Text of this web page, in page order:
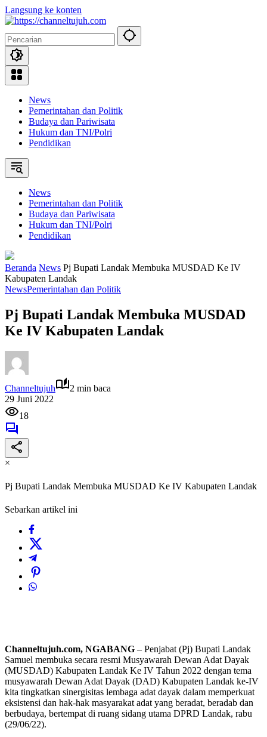
Langsung ke konten
News
Pemerintahan dan Politik
Budaya dan Pariwisata
Hukum dan TNI/Polri
Pendidikan
News
Pemerintahan dan Politik
Budaya dan Pariwisata
Hukum dan TNI/Polri
Pendidikan
Beranda News Pj Bupati Landak Membuka MUSDAD Ke IV
Kabupaten Landak
NewsPemerintahan dan Politik
Pj Bupati Landak Membuka MUSDAD
Ke IV Kabupaten Landak
Channeltujuh
2 min baca
29 Juni 2022
18
×
Pj Bupati Landak Membuka MUSDAD Ke IV Kabupaten Landak
Sebarkan artikel ini
Channeltujuh.com, NGABANG – Penjabat (Pj) Bupati Landak
Samuel membuka secara resmi Musyawarah Dewan Adat Dayak
(MUSDAD) Kabupaten Landak Ke IV Tahun 2022 dengan tema
musyawarah Dewan Adat Dayak (DAD) Kabupaten Landak ke-IV
kita tingkatkan sinergisitas lembaga adat dayak dalam memperkuat
eksistensi dan hak-hak masyarakat adat yang beradat, beradab dan
berbudaya, bertempat di ruang sidang utama DPRD Landak, rabu
(29/06/22).